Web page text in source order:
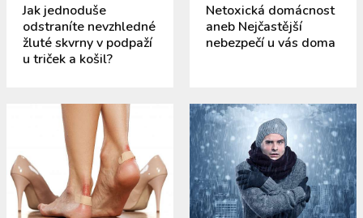
Jak jednoduše
odstraníte nevzhledné
žluté skvrny v podpaží
u triček a košil?
Netoxická domácnost
aneb Nejčastější
nebezpečí u vás doma